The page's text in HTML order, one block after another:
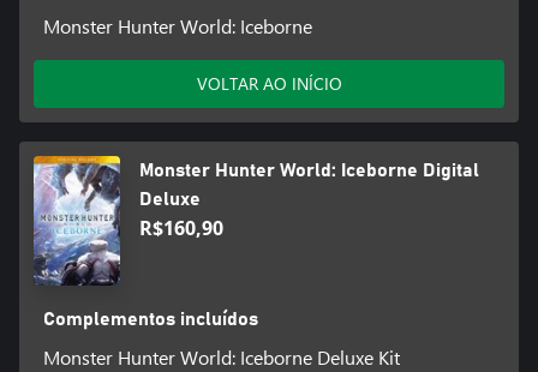
Monster Hunter World: Iceborne
VOLTAR AO INÍCIO
Monster Hunter World: Iceborne Digital
Deluxe
R$160,90
Complementos incluídos
Monster Hunter World: Iceborne Deluxe Kit